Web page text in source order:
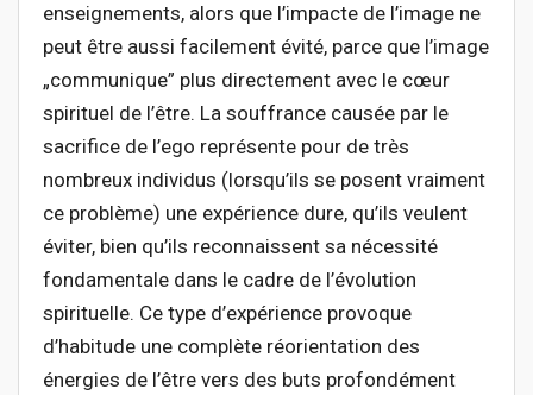
enseignements, alors que l’impacte de l’image ne
peut être aussi facilement évité, parce que l’image
„communique” plus directement avec le cœur
spirituel de l’être. La souffrance causée par le
sacrifice de l’ego représente pour de très
nombreux individus (lorsqu’ils se posent vraiment
ce problème) une expérience dure, qu’ils veulent
éviter, bien qu’ils reconnaissent sa nécessité
fondamentale dans le cadre de l’évolution
spirituelle. Ce type d’expérience provoque
d’habitude une complète réorientation des
énergies de l’être vers des buts profondément